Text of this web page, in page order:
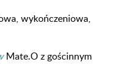
wykończeniowa,
Mate.O z gościnnym